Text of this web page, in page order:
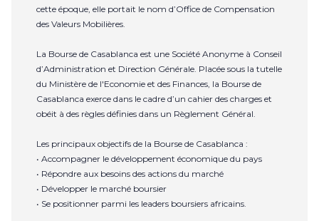
cette époque, elle portait le nom d’Office de Compensation
des Valeurs Mobilières.
La Bourse de Casablanca est une Société Anonyme à Conseil
d’Administration et Direction Générale. Placée sous la tutelle
du Ministère de l'Economie et des Finances, la Bourse de
Casablanca exerce dans le cadre d’un cahier des charges et
obéit à des règles définies dans un Règlement Général.
Les principaux objectifs de la Bourse de Casablanca :
• Accompagner le développement économique du pays
• Répondre aux besoins des actions du marché
• Développer le marché boursier
• Se positionner parmi les leaders boursiers africains.